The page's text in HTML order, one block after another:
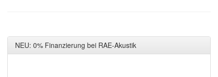
NEU: 0% Finanzierung bei RAE-Akustik